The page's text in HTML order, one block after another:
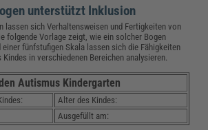
unterstützt Inklusion
lassen sich Verhaltensweisen und Fertigkeiten von
folgende Vorlage zeigt, wie ein solcher Bogen
einer fünfstufigen Skala lassen sich die Fähigkeiten
Kindes in verschiedenen Bereichen analysieren.
Autismus Kindergarten
Alter des Kindes:
Ausgefüllt am: